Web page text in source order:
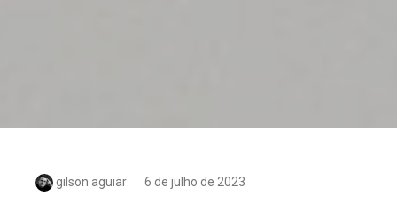
gilson aguiar 6 de julho de 2023